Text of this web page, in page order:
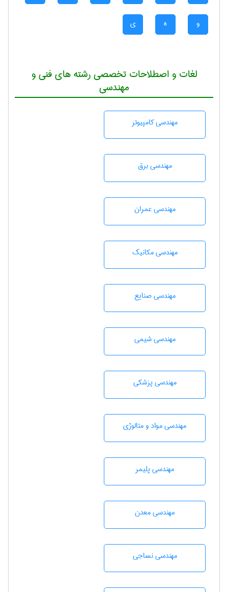
و ه ی
لغات و اصطلاحات تخصصی رشته های فنی و
مهندسی
مهندسی كامپيوتر
مهندسی برق
مهندسی عمران
مهندسی مکانیک
مهندسی صنايع
مهندسي شيمی
مهندسی پزشکی
مهندسی مواد و متالوژی
مهندسی پليمر
مهندسی معدن
مهندسي نساجی